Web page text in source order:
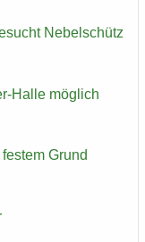
Ne­bel­schütz
​Halle mög­lich
Grund